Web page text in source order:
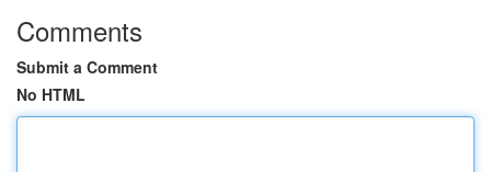
Comments
Submit a Comment
No HTML